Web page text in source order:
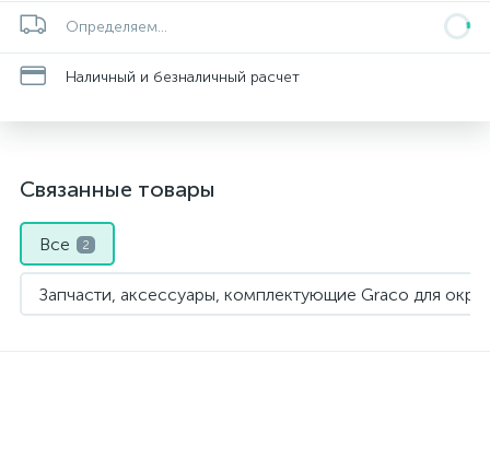
Определяем...
Наличный и безналичный расчет
Связанные товары
Все 2
Запчасти, аксессуары, комплектующие Graco для